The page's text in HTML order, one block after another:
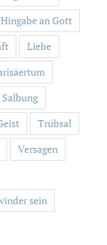
Hingabe an Gott
Liebe
Salbung
Trübsal
Versagen
sein